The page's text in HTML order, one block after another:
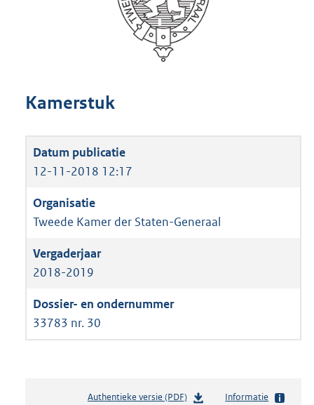
Kamerstuk
12-11-2018 12:17
Tweede Kamer der Staten-Generaal
2018-2019
33783 nr. 30
Authentieke versie (PDF)b
Informatie